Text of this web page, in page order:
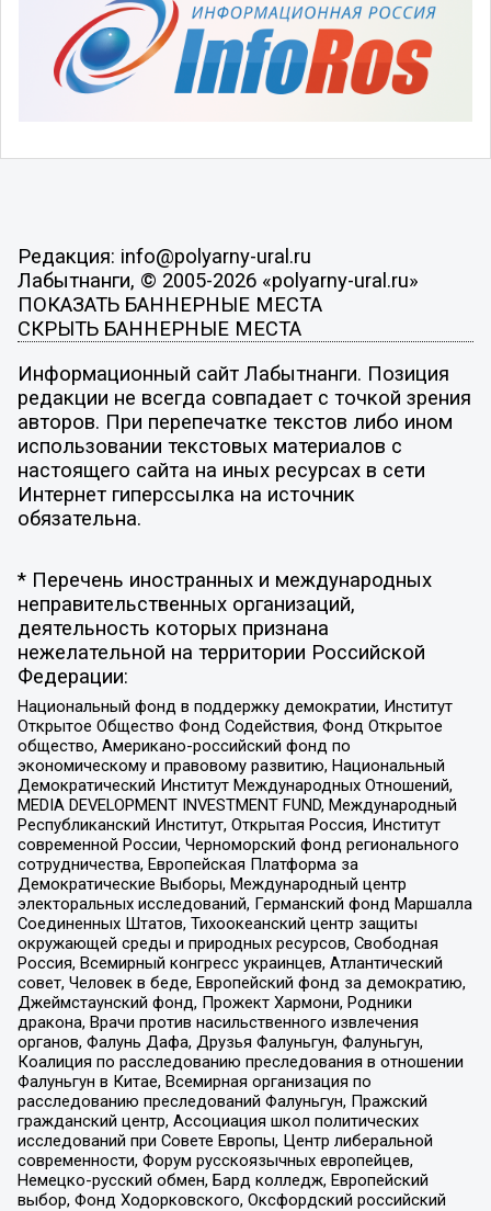
Редакция: info@polyarny-ural.ru
Лабытнанги, © 2005-2026 «polyarny-ural.ru»
ПОКАЗАТЬ БАННЕРНЫЕ МЕСТА
СКРЫТЬ БАННЕРНЫЕ МЕСТА
Информационный сайт Лабытнанги. Позиция
редакции не всегда совпадает с точкой зрения
авторов. При перепечатке текстов либо ином
использовании текстовых материалов с
настоящего сайта на иных ресурсах в сети
Интернет гиперссылка на источник
обязательна.
* Перечень иностранных и международных
неправительственных организаций,
деятельность которых признана
нежелательной на территории Российской
Федерации:
Национальный фонд в поддержку демократии, Институт
Открытое Общество Фонд Содействия, Фонд Открытое
общество, Американо-российский фонд по
экономическому и правовому развитию, Национальный
Демократический Институт Международных Отношений,
MEDIA DEVELOPMENT INVESTMENT FUND, Международный
Республиканский Институт, Открытая Россия, Институт
современной России, Черноморский фонд регионального
сотрудничества, Европейская Платформа за
Демократические Выборы, Международный центр
электоральных исследований, Германский фонд Маршалла
Соединенных Штатов, Тихоокеанский центр защиты
окружающей среды и природных ресурсов, Свободная
Россия, Всемирный конгресс украинцев, Атлантический
совет, Человек в беде, Европейский фонд за демократию,
Джеймстаунский фонд, Прожект Хармони, Родники
дракона, Врачи против насильственного извлечения
органов, Фалунь Дафа, Друзья Фалуньгун, Фалуньгун,
Коалиция по расследованию преследования в отношении
Фалуньгун в Китае, Всемирная организация по
расследованию преследований Фалуньгун, Пражский
гражданский центр, Ассоциация школ политических
исследований при Совете Европы, Центр либеральной
современности, Форум русскоязычных европейцев,
Немецко-русский обмен, Бард колледж, Европейский
выбор, Фонд Ходорковского, Оксфордский российский